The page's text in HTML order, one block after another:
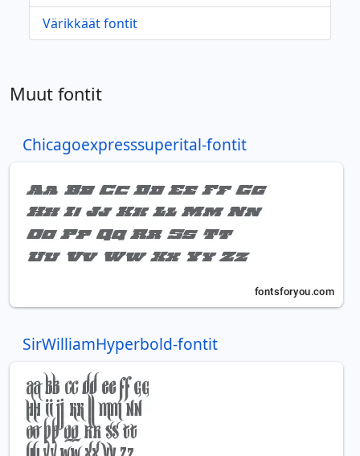
Värikkäät fontit
Muut fontit
Chicagoexpresssuperital-fontit
SirWilliamHyperbold-fontit